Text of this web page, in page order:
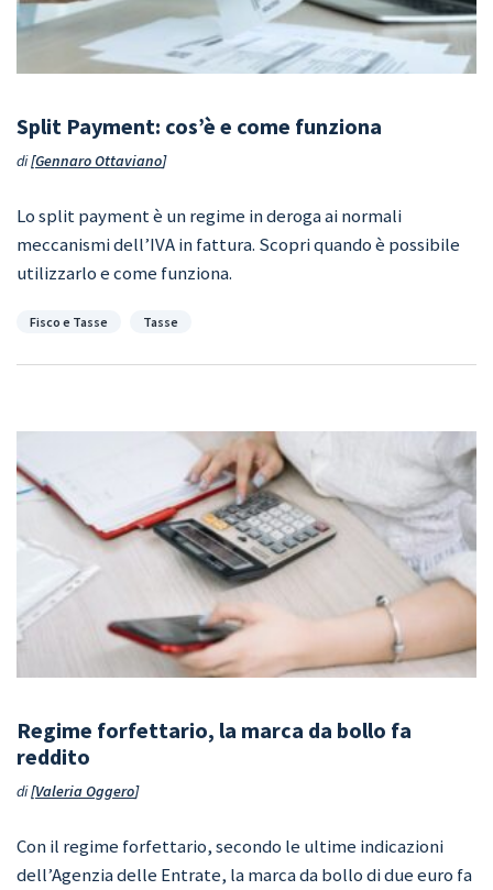
Split Payment: cos’è e come funziona
di Gennaro Ottaviano
Lo split payment è un regime in deroga ai normali
meccanismi dell’IVA in fattura. Scopri quando è possibile
utilizzarlo e come funziona.
Categorie
Fisco e Tasse Tasse
Regime forfettario, la marca da bollo fa
reddito
di Valeria Oggero
Con il regime forfettario, secondo le ultime indicazioni
dell’Agenzia delle Entrate, la marca da bollo di due euro fa